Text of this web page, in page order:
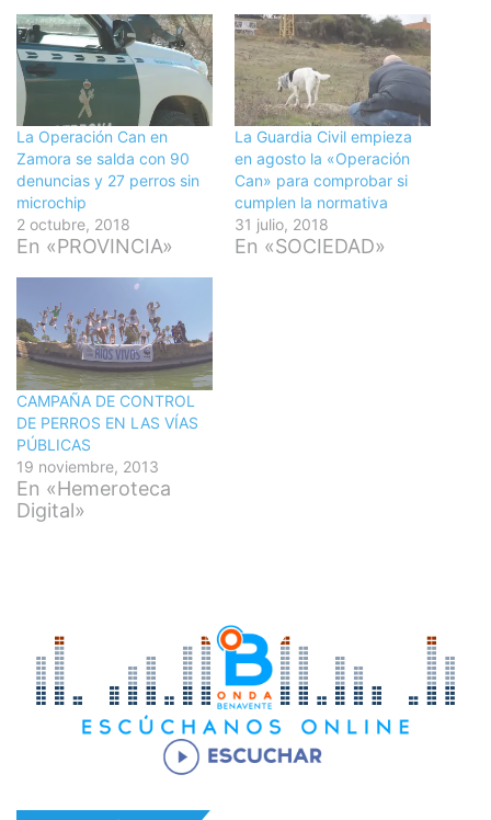
La Operación Can en
Zamora se salda con 90
denuncias y 27 perros sin
microchip
2 octubre, 2018
En «PROVINCIA»
La Guardia Civil empieza
en agosto la «Operación
Can» para comprobar si
cumplen la normativa
31 julio, 2018
En «SOCIEDAD»
CAMPAÑA DE CONTROL
DE PERROS EN LAS VÍAS
PÚBLICAS
19 noviembre, 2013
En «Hemeroteca
Digital»